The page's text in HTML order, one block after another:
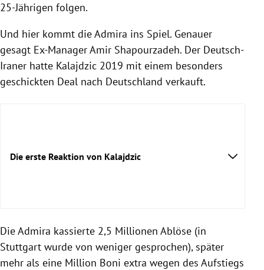
25-Jährigen folgen.
Und hier kommt die Admira ins Spiel. Genauer
gesagt Ex-Manager Amir Shapourzadeh. Der Deutsch-
Iraner hatte Kalajdzic 2019 mit einem besonders
geschickten Deal nach Deutschland verkauft.
Die erste Reaktion von Kalajdzic
Die Admira kassierte 2,5 Millionen Ablöse (in
Stuttgart wurde von weniger gesprochen), später
mehr als eine Million Boni extra wegen des Aufstiegs